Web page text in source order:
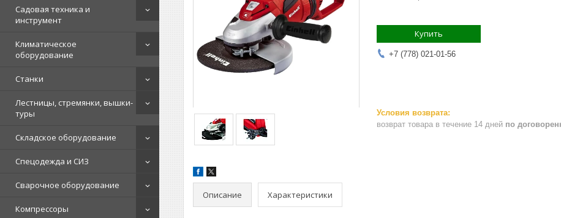
Садовая техника и
инструмент
Климатическое
оборудование
Станки
Лестницы, стремянки, вышки-
туры
Складское оборудование
Спецодежда и СИЗ
Сварочное оборудование
Компрессоры
Купить
+7 (778) 021-01-56
возврат товара в течение 14 дней по
Описание Характеристики